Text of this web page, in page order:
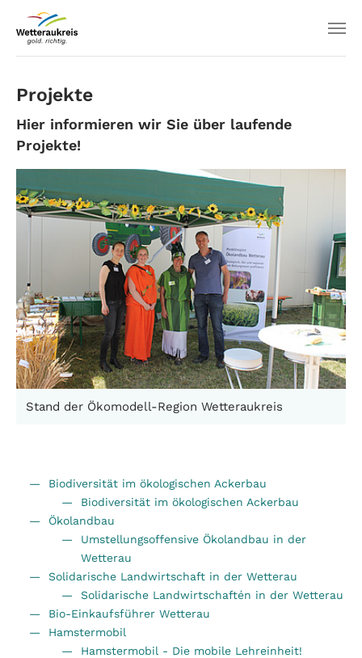
Projekte
Hier informieren wir Sie über laufende
Projekte!
Stand der Ökomodell-Region Wetteraukreis
Biodiversität im ökologischen Ackerbau
Biodiversität im ökologischen Ackerbau
Ökolandbau
Umstellungsoffensive Ökolandbau in der
Wetterau
Solidarische Landwirtschaft in der Wetterau
Solidarische Landwirtschaftén in der Wetterau
Bio-Einkaufsführer Wetterau
Hamstermobil
Hamstermobil - Die mobile Lehreinheit!